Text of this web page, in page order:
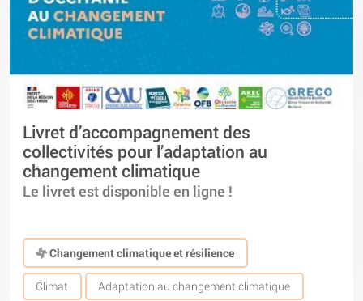
Livret d’accompagnement des
collectivités pour l’adaptation au
changement climatique
Le livret est disponible en ligne !
Changement climatique et résilience
Climat Adaptation au changement climatique